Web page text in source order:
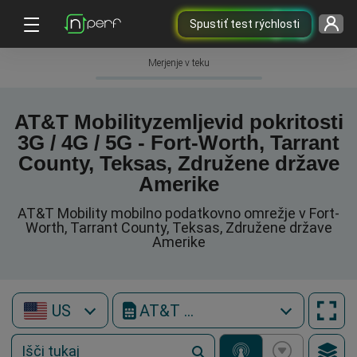
Spustiť test rýchlosti
Merjenje v teku
AT&T Mobilityzemljevid pokritosti
3G / 4G / 5G - Fort-Worth, Tarrant
County, Teksas, Združene države
Amerike
AT&T Mobility mobilno podatkovno omrežje v Fort-
Worth, Tarrant County, Teksas, Združene države
Amerike
US AT&T Mobility